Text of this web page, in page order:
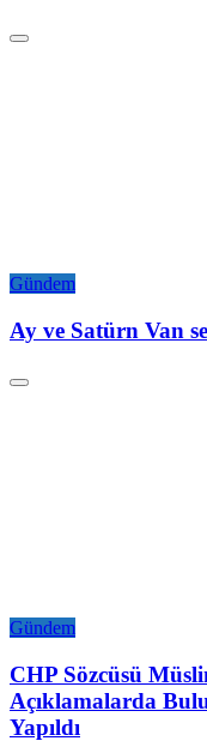
Gündem
Ay ve Satürn Van
Gündem
CHP Sözcüsü
Açıklamalarda
Yapıldı